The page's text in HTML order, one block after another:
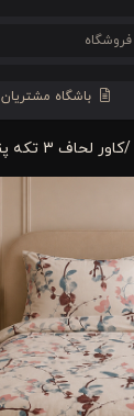
باشگاه مشتریان
/کاور لحاف 3 تکه پنبه تک نفره ورونیکا مدل siena سفید صورتی